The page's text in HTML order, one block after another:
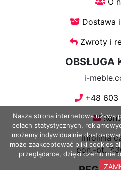
plastra
drewna
Witryny
Dostawa i
Zwroty i
OBSŁUGA
i-
+48 603
Infolinia
pon.-pt.
Nasza strona internetowa używa
celach statystycznych,
możemy indywidualnie
może zaakceptować pliki cookies
przeglądarce, dzięki czemu nie